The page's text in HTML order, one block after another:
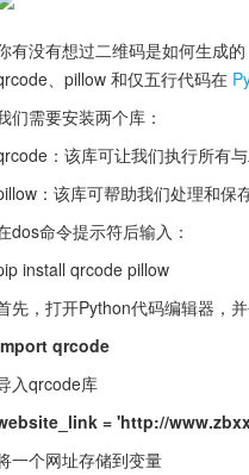
有没有想过二维码是如何生成
、pillow 和仅五行代码在
们需要安装两个库：
：该库可让我们执行所有与
：该库可帮助我们处理和保
dos命令提示符后输入：
install qrcode pillow
先，打开Python代码编辑器，
qrcode
入qrcode库
= 'http://
一个网址存储到变量